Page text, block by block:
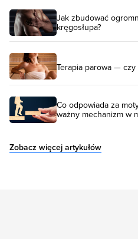
Jak zbudować
kręgosłupa?
Terapia parowa —
Co odpowiada za
ważny mechanizm w
Zobacz więcej artykułów